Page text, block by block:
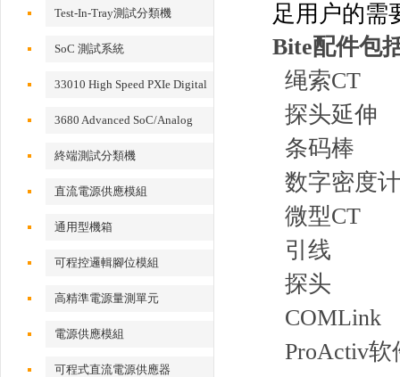
Test-In-Tray測試分類機
SoC 測試系統
33010 High Speed PXIe Digital
3680 Advanced SoC/Analog
Test System
終端測試分類機
直流電源供應模組
通用型機箱
可程控邏輯腳位模組
高精準電源量測單元
電源供應模組
可程式直流電源供應器
足用户的需
Bite配件包
绳索CT
探头延伸
条码棒
数字密度计
微型CT
引线
探头
COMLink
ProActiv软